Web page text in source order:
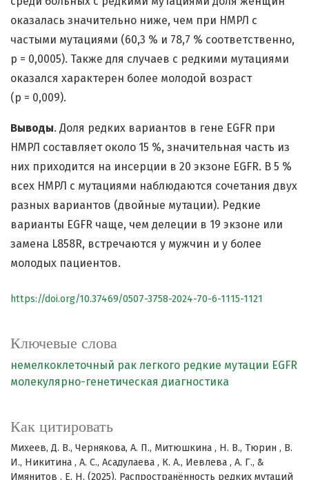
Ключевые слова
немелкоклеточный рак легкого редкие мутации EGFR
молекулярно-генетическая диагностика
Как цитировать
Михеев, Д. В., Чернякова, А. П., Митюшкина , Н. В., Тюрин , В.
И., Никитина , А. С., Асадулаева , К. А., Иевлева , А. Г., &
Имянитов , Е. Н. (2025). Распространённость редких мутаций
оказалась значительно ниже, чем при НМРЛ с
частыми мутациями (60,3 % и 78,7 % соответственно,
p = 0,0005). Также для случаев с редкими мутациями
оказался характерен более молодой возраст
(p = 0,009).
Выводы. Доля редких вариантов в гене EGFR при
НМРЛ составляет около 15 %, значительная часть из
них приходится на инсерции в 20 экзоне EGFR. В 5 %
всех НМРЛ с мутациями наблюдаются сочетания двух
разных вариантов (двойные мутации). Редкие
варианты EGFR чаще, чем делеции в 19 экзоне или
замена L858R, встречаются у мужчин и у более
молодых пациентов.
https://doi.org/10.37469/0507-3758-2024-70-6-1115-1121